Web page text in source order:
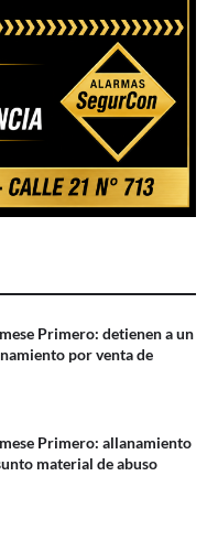
Primero: detienen a un
por venta de
Primero: allanamiento
material de abuso